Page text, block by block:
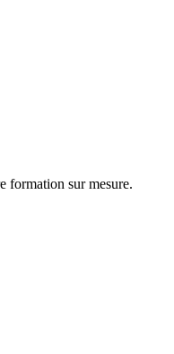
formation sur mesure.